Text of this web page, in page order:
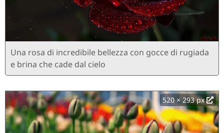
Una rosa di incredibile bellezza con gocce di rugiada
e brina che cade dal cielo
520 × 293 px